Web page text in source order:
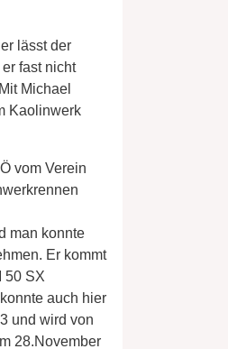
lässt der
fast nicht
Michael
Kaolinwerk
vom Verein
man konnte
Er kommt
50 SX
auch hier
und wird von
28.November